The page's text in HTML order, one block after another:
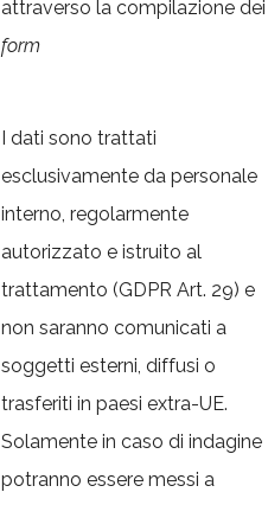
attraverso la compilazione dei
form
I dati sono trattati
esclusivamente da personale
interno, regolarmente
autorizzato e istruito al
trattamento (GDPR Art. 29) e
non saranno comunicati a
soggetti esterni, diffusi o
trasferiti in paesi extra-UE.
Solamente in caso di indagine
potranno essere messi a